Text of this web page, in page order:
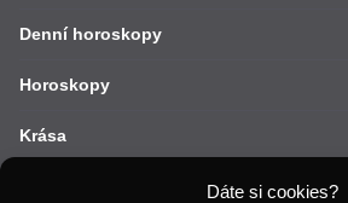
Dáte si cookies?
Denní horoskopy
Horoskopy
Krása